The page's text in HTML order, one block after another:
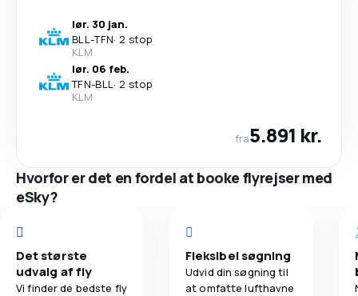
lør. 30 jan.
BLL-TFN· 2 stop
KLM
lør. 06 feb.
TFN-BLL· 2 stop
KLM
fra5.891 kr.
Hvorfor er det en fordel at booke flyrejser med
eSky?
Det største
udvalg af fly
Vi finder de bedste fly
Fleksibel søgning
Udvid din søgning til
at omfatte lufthavne